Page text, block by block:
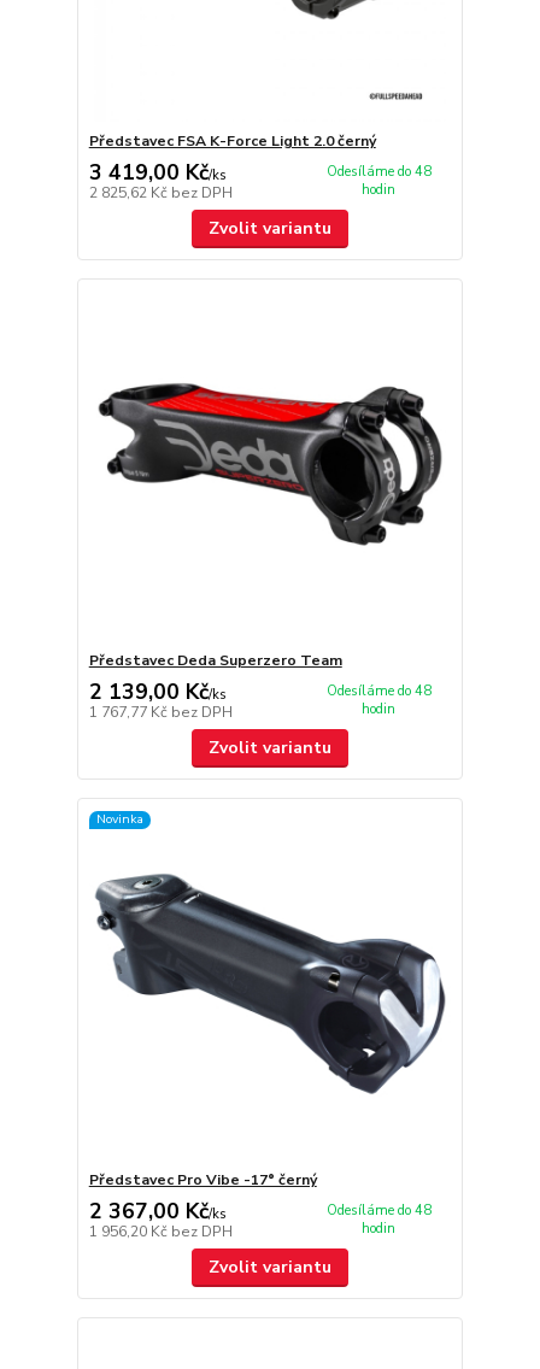
Představec FSA K-Force Light 2.0 černý
3 419,00 Kč/ks
2 825,62 Kč bez DPH
Odesíláme do 48
hodin
Zvolit variantu
Představec Deda Superzero Team
2 139,00 Kč/ks
1 767,77 Kč bez DPH
Odesíláme do 48
hodin
Zvolit variantu
Novinka
Představec Pro Vibe -17° černý
2 367,00 Kč/ks
1 956,20 Kč bez DPH
Odesíláme do 48
hodin
Zvolit variantu